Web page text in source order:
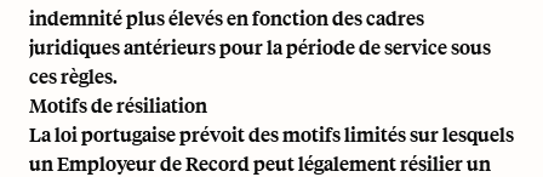
indemnité plus élevés en fonction des cadres
juridiques antérieurs pour la période de service sous
ces règles.
Motifs de résiliation
La loi portugaise prévoit des motifs limités sur lesquels
un Employeur de Record peut légalement résilier un